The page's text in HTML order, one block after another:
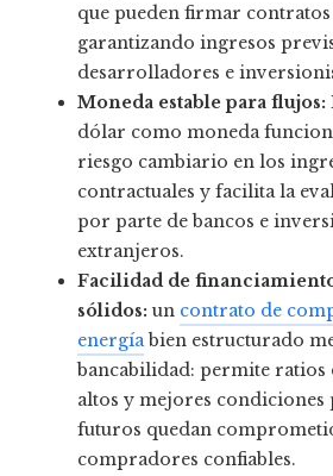
que pueden firmar
garantizando ingresos
desarrolladores e
Moneda estable para flujos:
dólar como moneda
riesgo cambiario en los
contractuales y facilita la
por parte de bancos e
extranjeros.
Facilidad de
sólidos: un contrato de
energíabien estructurado
bancabilidad: permite ratios
altos y mejores condiciones
futuros quedan
compradores confiables.